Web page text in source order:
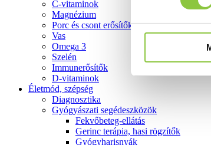
C-vitaminok
Magnézium
Porc és csont erősítők
Vas
Omega 3
Szelén
Immunerősítők
D-vitaminok
Életmód, szépség
Diagnosztika
Gyógyászati segédeszközök
Fekvőbeteg-ellátás
Gerinc terápia, hasi rögzítők
Gyógyharisnyák